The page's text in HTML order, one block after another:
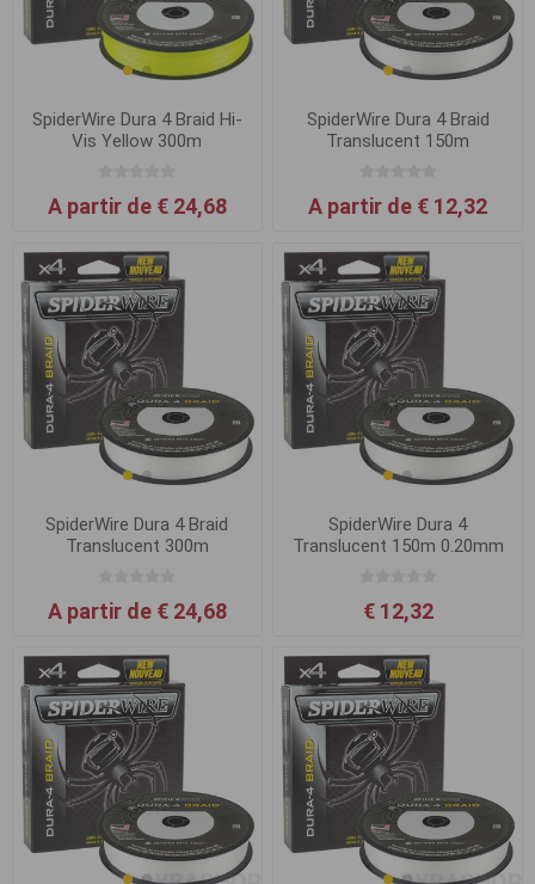
SpiderWire Dura 4 Braid Hi-
Vis Yellow 300m
A partir de € 24,68
SpiderWire Dura 4 Braid
Translucent 150m
A partir de € 12,32
SpiderWire Dura 4 Braid
Translucent 300m
A partir de € 24,68
SpiderWire Dura 4
Translucent 150m 0.20mm
€ 12,32